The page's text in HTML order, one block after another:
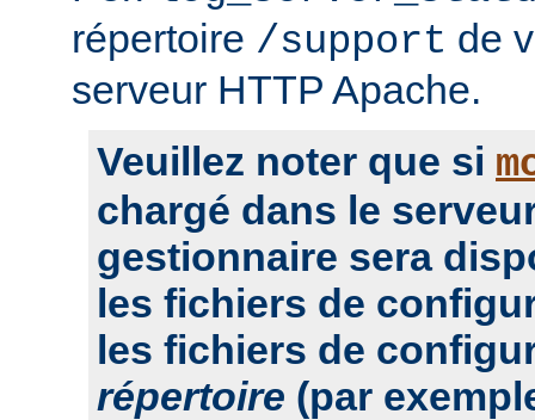
répertoire /support de
serveur HTTP Apache.
Veuillez noter que si
chargé dans le
gestionnaire sera
les fichiers de
les fichiers de
répertoire (par